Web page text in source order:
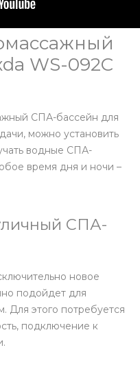
WS-092C
СПА-бассейн для
можно установить
водные СПА-
время дня и ночи –
СПА-
новое
подойдет для
Для этого потребуется
подключение к